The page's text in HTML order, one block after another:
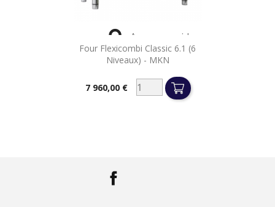
Four Flexicombi Classic 6.1 (6
Niveaux) - MKN
Prix7 960,00 €
 Aperçu rapide